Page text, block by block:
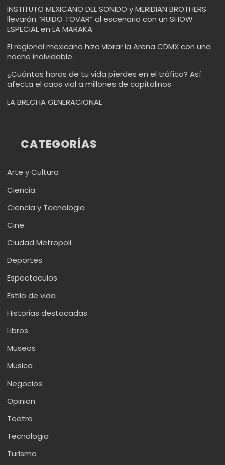
INSTITUTO MEXICANO DEL SONIDO y MERIDIAN BROTHERS
llevarán “RUIDO TOVAR” al escenario con un SHOW
ESPECIAL en LA MARAKA
El regional mexicano hizo vibrar la Arena CDMX con una
noche inolvidable.
¿Cuántas horas de tu vida pierdes en el tráfico? Así
afecta el caos vial a millones de capitalinos
LA BRECHA GENERACIONAL
CATEGORÍAS
Arte y Cultura
Ciencia
Ciencia y Tecnologia
Cine
Ciudad Metropoli
Deportes
Espectaculos
Estilo de vida
Historias destacadas
Libros
Museos
Musica
Negocios
Opinion
Teatro
Tecnologia
Turismo